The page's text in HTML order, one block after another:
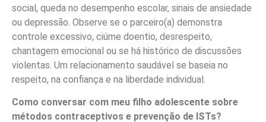
social, queda no desempenho escolar, sinais de ansiedade
ou depressão. Observe se o parceiro(a) demonstra
controle excessivo, ciúme doentio, desrespeito,
chantagem emocional ou se há histórico de discussões
violentas. Um relacionamento saudável se baseia no
respeito, na confiança e na liberdade individual.
Como conversar com meu filho adolescente sobre
métodos contraceptivos e prevenção de ISTs?